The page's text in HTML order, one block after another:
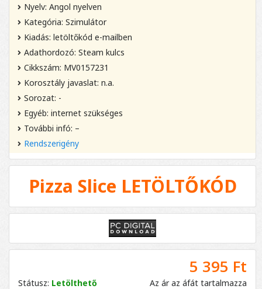
Nyelv: Angol nyelven
Kategória: Szimulátor
Kiadás: letöltőkód e-mailben
Adathordozó: Steam kulcs
Cikkszám: MV0157231
Korosztály javaslat: n.a.
Sorozat: -
Egyéb: internet szükséges
További infó: –
Rendszerigény
Pizza Slice LETÖLTŐKÓD
Státusz: Letölthető
5 395 Ft
Az ár az áfát tartalmazza